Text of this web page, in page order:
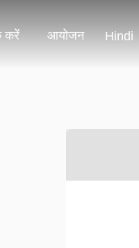
करें आयोजन Hindi